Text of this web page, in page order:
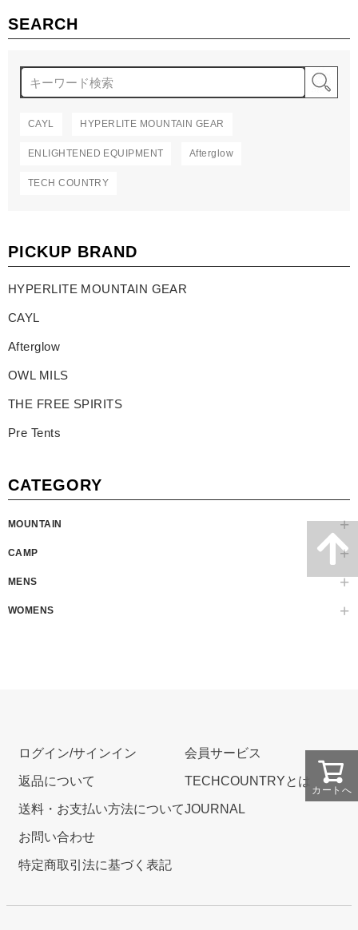
SEARCH
CAYL HYPERLITE MOUNTAIN GEAR
ENLIGHTENED EQUIPMENT Afterglow
TECH COUNTRY
PICKUP BRAND
HYPERLITE MOUNTAIN GEAR
CAYL
Afterglow
OWL MILS
THE FREE SPIRITS
Pre Tents
CATEGORY
MOUNTAIN
CAMP
MENS
WOMENS
カートへ
ログイン/サインイン
返品について
送料・お支払い方法について
お問い合わせ
特定商取引法に基づく表記
会員サービス
TECHCOUNTRYとは
JOURNAL